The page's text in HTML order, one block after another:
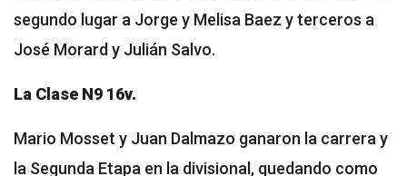
segundo lugar a Jorge y Melisa Baez y terceros a
José Morard y Julián Salvo.
La Clase N9 16v.
Mario Mosset y Juan Dalmazo ganaron la carrera y
la Segunda Etapa en la divisional, quedando como